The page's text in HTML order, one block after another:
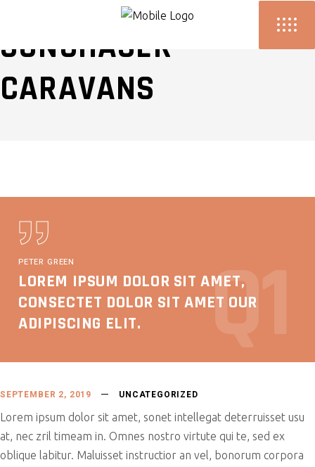
PERFORMANCE
SUNCHASER
CARAVANS
PETER GREEN
LOREM IPSUM DOLOR SIT AMET,
CONSECTET DOLOR SIT AMET OUR
ADIPISCING ELIT.
Q1
SEPTEMBER 2, 2019
UNCATEGORIZED
Lorem ipsum dolor sit amet, sonet intellegat deterruisset usu
at, nec zril timeam in. Omnes nostro virtute qui te, sed ex
oblique labitur. Maluisset instructior an vel, bonorum corpora